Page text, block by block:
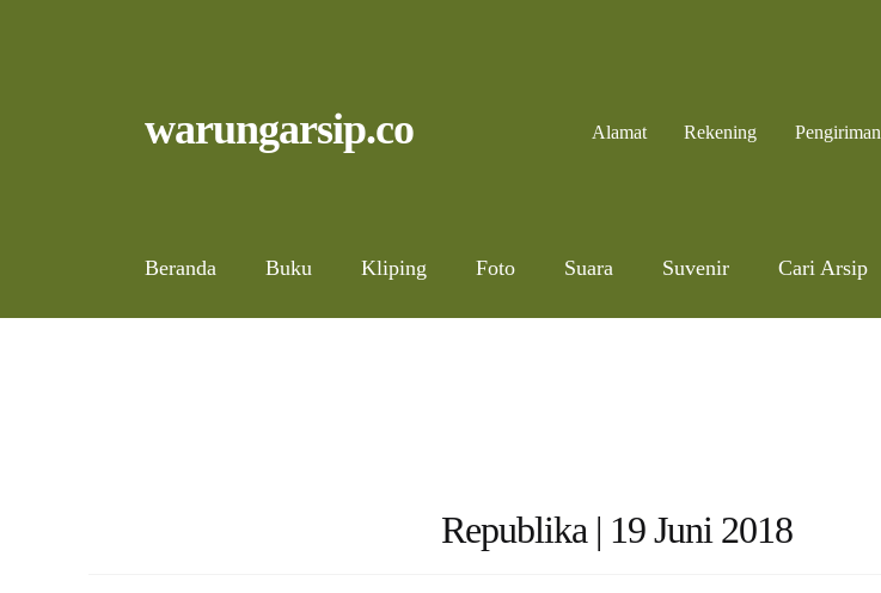
to
to
warungarsip.co Alamat Rekening Pengiriman
Beranda Buku Kliping Foto Suara Suvenir Cari Arsip
Republika | 19 Juni 2018